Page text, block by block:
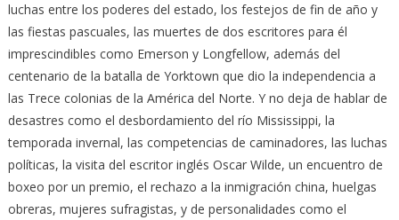
luchas entre los poderes del estado, los festejos de fin de año y
las fiestas pascuales, las muertes de dos escritores para él
imprescindibles como Emerson y Longfellow, además del
centenario de la batalla de Yorktown que dio la independencia a
las Trece colonias de la América del Norte. Y no deja de hablar de
desastres como el desbordamiento del río Mississippi, la
temporada invernal, las competencias de caminadores, las luchas
políticas, la visita del escritor inglés Oscar Wilde, un encuentro de
boxeo por un premio, el rechazo a la inmigración china, huelgas
obreras, mujeres sufragistas, y de personalidades como el